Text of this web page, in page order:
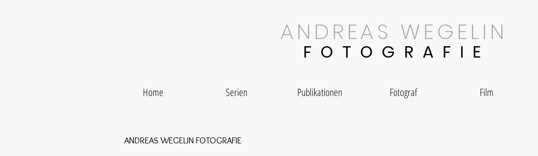
ANDREAS WEGELIN
F O T O G R A F I E
Home Serien Publikationen Fotograf Film
ANDREAS WEGELIN FOTOGRAFIE